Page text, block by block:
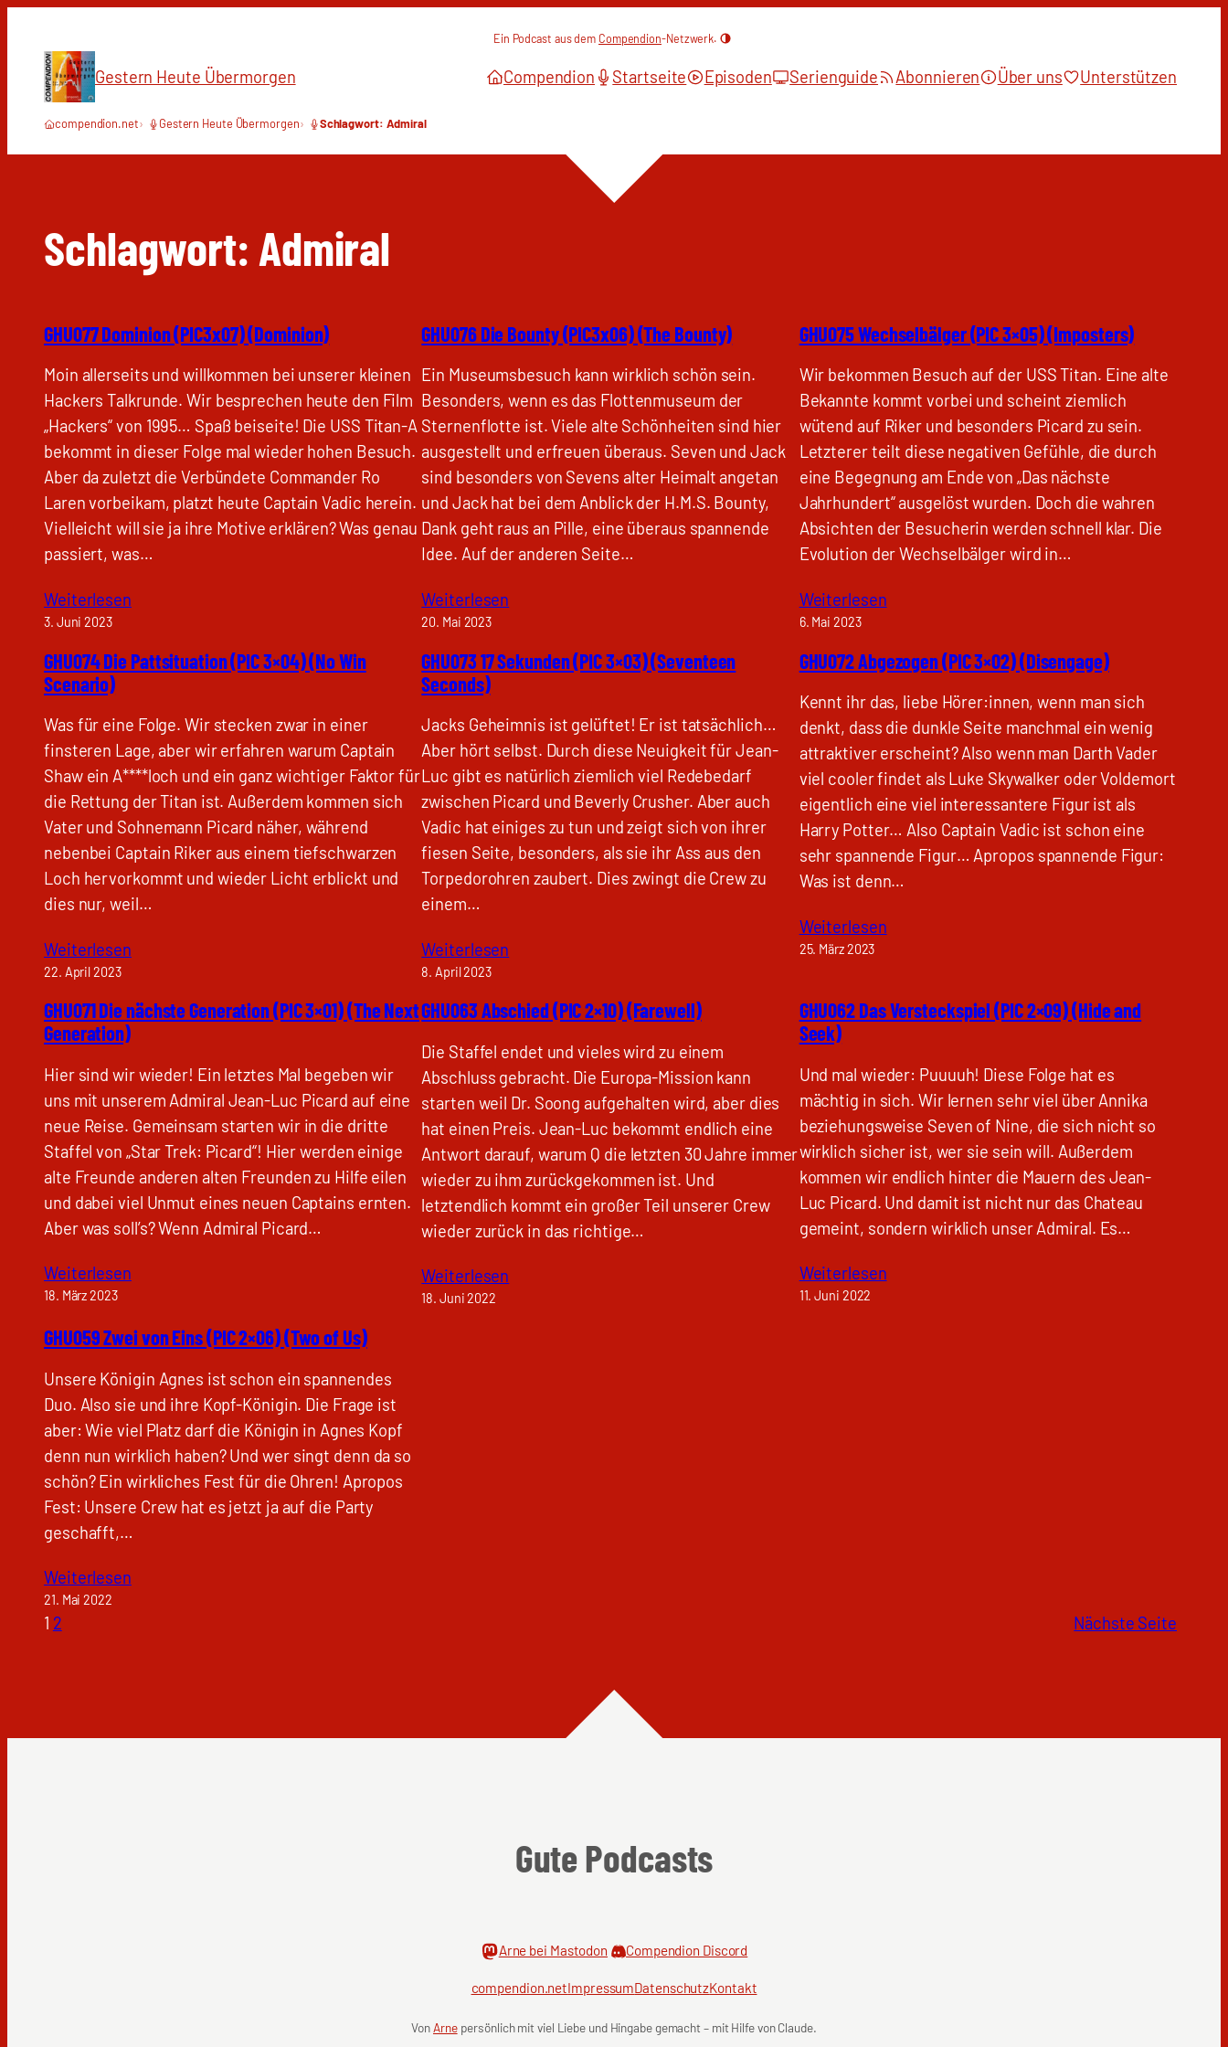
springen
Ein Podcast aus dem Compendion-Netzwerk.
Gestern Heute Übermorgen Compendion Startseite Episoden Serienguide Abonnieren Über uns Unterstützen
compendion.net Gestern Heute Übermorgen Schlagwort: Admiral
Schlagwort: Admiral
GHU077 Dominion (PIC3x07) (Dominion)
Moin allerseits und willkommen bei unserer kleinen
Hackers Talkrunde. Wir besprechen heute den Film
„Hackers“ von 1995… Spaß beiseite! Die USS Titan-A
bekommt in dieser Folge mal wieder hohen Besuch.
Aber da zuletzt die Verbündete Commander Ro
Laren vorbeikam, platzt heute Captain Vadic herein.
Vielleicht will sie ja ihre Motive erklären? Was genau
passiert, was…
Weiterlesen
3. Juni 2023
GHU076 Die Bounty (PIC3x06) (The Bounty)
Ein Museumsbesuch kann wirklich schön sein.
Besonders, wenn es das Flottenmuseum der
Sternenflotte ist. Viele alte Schönheiten sind hier
ausgestellt und erfreuen überaus. Seven und Jack
sind besonders von Sevens alter Heimalt angetan
und Jack hat bei dem Anblick der H.M.S. Bounty,
Dank geht raus an Pille, eine überaus spannende
Idee. Auf der anderen Seite…
Weiterlesen
20. Mai 2023
GHU075 Wechselbälger (PIC 3×05) (Imposters)
Wir bekommen Besuch auf der USS Titan. Eine alte
Bekannte kommt vorbei und scheint ziemlich
wütend auf Riker und besonders Picard zu sein.
Letzterer teilt diese negativen Gefühle, die durch
eine Begegnung am Ende von „Das nächste
Jahrhundert“ ausgelöst wurden. Doch die wahren
Absichten der Besucherin werden schnell klar. Die
Evolution der Wechselbälger wird in…
Weiterlesen
6. Mai 2023
GHU074 Die Pattsituation (PIC 3×04) (No Win
Scenario)
Was für eine Folge. Wir stecken zwar in einer
finsteren Lage, aber wir erfahren warum Captain
Shaw ein A****loch und ein ganz wichtiger Faktor für
die Rettung der Titan ist. Außerdem kommen sich
Vater und Sohnemann Picard näher, während
nebenbei Captain Riker aus einem tiefschwarzen
Loch hervorkommt und wieder Licht erblickt und
dies nur, weil…
Weiterlesen
22. April 2023
GHU073 17 Sekunden (PIC 3×03) (Seventeen
Seconds)
Jacks Geheimnis ist gelüftet! Er ist tatsächlich…
Aber hört selbst. Durch diese Neuigkeit für Jean-
Luc gibt es natürlich ziemlich viel Redebedarf
zwischen Picard und Beverly Crusher. Aber auch
Vadic hat einiges zu tun und zeigt sich von ihrer
fiesen Seite, besonders, als sie ihr Ass aus den
Torpedorohren zaubert. Dies zwingt die Crew zu
einem…
Weiterlesen
8. April 2023
GHU072 Abgezogen (PIC 3×02) (Disengage)
Kennt ihr das, liebe Hörer:innen, wenn man sich
denkt, dass die dunkle Seite manchmal ein wenig
attraktiver erscheint? Also wenn man Darth Vader
viel cooler findet als Luke Skywalker oder Voldemort
eigentlich eine viel interessantere Figur ist als
Harry Potter… Also Captain Vadic ist schon eine
sehr spannende Figur… Apropos spannende Figur:
Was ist denn…
Weiterlesen
25. März 2023
GHU071 Die nächste Generation (PIC 3×01) (The Next
Generation)
Hier sind wir wieder! Ein letztes Mal begeben wir
uns mit unserem Admiral Jean-Luc Picard auf eine
neue Reise. Gemeinsam starten wir in die dritte
Staffel von „Star Trek: Picard“! Hier werden einige
alte Freunde anderen alten Freunden zu Hilfe eilen
und dabei viel Unmut eines neuen Captains ernten.
Aber was soll’s? Wenn Admiral Picard…
Weiterlesen
18. März 2023
GHU063 Abschied (PIC 2×10) (Farewell)
Die Staffel endet und vieles wird zu einem
Abschluss gebracht. Die Europa-Mission kann
starten weil Dr. Soong aufgehalten wird, aber dies
hat einen Preis. Jean-Luc bekommt endlich eine
Antwort darauf, warum Q die letzten 30 Jahre immer
wieder zu ihm zurückgekommen ist. Und
letztendlich kommt ein großer Teil unserer Crew
wieder zurück in das richtige…
Weiterlesen
18. Juni 2022
GHU062 Das Versteckspiel (PIC 2×09) (Hide and
Seek)
Und mal wieder: Puuuuh! Diese Folge hat es
mächtig in sich. Wir lernen sehr viel über Annika
beziehungsweise Seven of Nine, die sich nicht so
wirklich sicher ist, wer sie sein will. Außerdem
kommen wir endlich hinter die Mauern des Jean-
Luc Picard. Und damit ist nicht nur das Chateau
gemeint, sondern wirklich unser Admiral. Es…
Weiterlesen
11. Juni 2022
GHU059 Zwei von Eins (PIC 2×06) (Two of Us)
Unsere Königin Agnes ist schon ein spannendes
Duo. Also sie und ihre Kopf-Königin. Die Frage ist
aber: Wie viel Platz darf die Königin in Agnes Kopf
denn nun wirklich haben? Und wer singt denn da so
schön? Ein wirkliches Fest für die Ohren! Apropos
Fest: Unsere Crew hat es jetzt ja auf die Party
geschafft,…
Weiterlesen
21. Mai 2022
1 2 Nächste Seite
Gute Podcasts
Arne bei Mastodon Compendion Discord
compendion.netImpressumDatenschutzKontakt
VonArnepersönlich mit viel Liebe und Hingabe gemacht – mit Hilfe von Claude.